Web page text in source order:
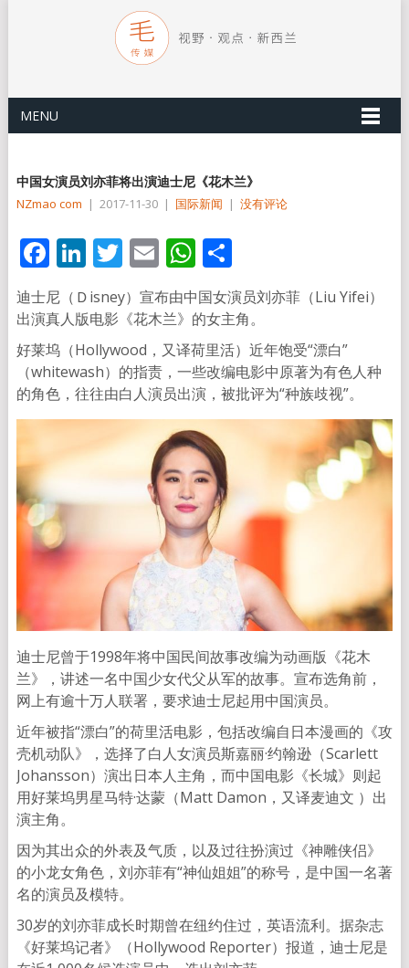
MENU
中国女演员刘亦菲将出演迪士尼《花木兰》
NZmao com | 2017-11-30 | 国际新闻 | 没有评论
Facebook
LinkedIn
Twitter
EmailWhatsApp
分
享
迪士尼（Ｄisney）宣布由中国女演员刘亦菲（Liu Yifei）
出演真人版电影《花木兰》的女主角。
好莱坞（Hollywood，又译荷里活）近年饱受“漂白”
（whitewash）的指责，一些改编电影中原著为有色人种
的角色，往往由白人演员出演，被批评为“种族歧视”。
迪士尼曾于1998年将中国民间故事改编为动画版《花木
兰》，讲述一名中国少女代父从军的故事。宣布选角前，
网上有逾十万人联署，要求迪士尼起用中国演员。
近年被指“漂白”的荷里活电影，包括改编自日本漫画的《攻
壳机动队》，选择了白人女演员斯嘉丽·约翰逊（Scarlett
Johansson）演出日本人主角，而中国电影《长城》则起
用好莱坞男星马特·达蒙（Matt Damon，又译麦迪文 ）出
演主角。
因为其出众的外表及气质，以及过往扮演过《神雕侠侣》
的小龙女角色，刘亦菲有“神仙姐姐”的称号，是中国一名著
名的演员及模特。
30岁的刘亦菲成长时期曾在纽约住过，英语流利。据杂志
《好莱坞记者》（Hollywood Reporter）报道，迪士尼是